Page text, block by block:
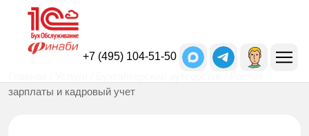
+7 (495) 104-51-50
зарплаты и кадровый учет